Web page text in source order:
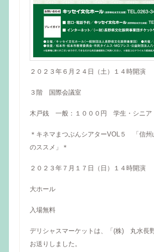
２０２３年６月２４日（土）１４時開演
３階 国際会議室
木戸銭 一般：１０００円 学生・シニア
＊キネマまつぶんシアターVOL５ 「信
のススメ」＊
２０２３年７月１７日（日）１４時開演
大ホール
入場無料
デリシャスマーケットは、「(株) 丸水
お送りしました。